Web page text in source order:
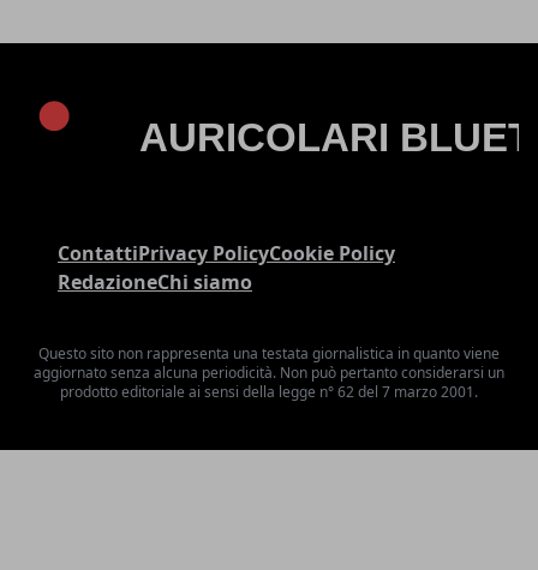
ContattiPrivacy PolicyCookie Policy
RedazioneChi siamo
Questo sito non rappresenta una testata giornalistica in quanto viene
aggiornato senza alcuna periodicità. Non può pertanto considerarsi un
prodotto editoriale ai sensi della legge n° 62 del 7 marzo 2001.